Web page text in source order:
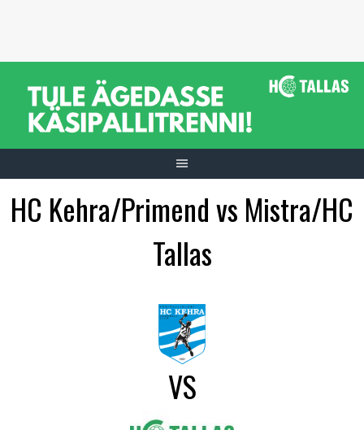
HC Kehra/Primend vs Mistra/HC
Tallas
VS